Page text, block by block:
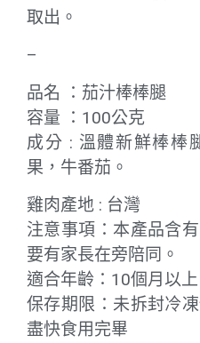
取出。
–
品名 ：茄汁棒棒腿
容量 ：100公克
成分 : 溫體新鮮棒棒
果，牛番茄。
雞肉產地 : 台灣
注意事項：本產品含
要有家長在旁陪同。
適合年齡：10個月以上
保存期限：未拆封冷
盡快食用完畢